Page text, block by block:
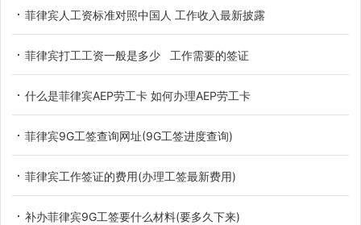
菲律宾人工资标准对照中国人 工作收入最新披露
菲律宾打工工资一般是多少 工作需要的签证
什么是菲律宾AEP劳工卡 如何办理AEP劳工卡
菲律宾9G工签查询网址(9G工签进度查询)
菲律宾工作签证的费用(办理工签最新费用)
补办菲律宾9G工签要什么材料(要多久下来)